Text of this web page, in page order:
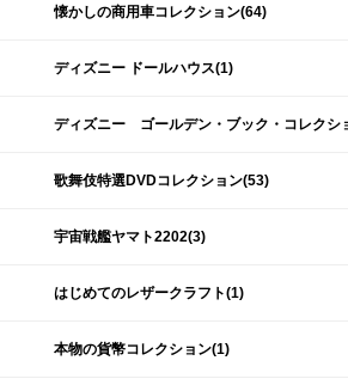
懐かしの商用車コレクション(64)
ディズニー ドールハウス(1)
ディズニー ゴールデン・ブック・コレクシ
歌舞伎特選DVDコレクション(53)
宇宙戦艦ヤマト2202(3)
はじめてのレザークラフト(1)
本物の貨幣コレクション(1)